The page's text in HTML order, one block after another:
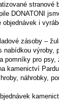
stranové
DONATONI
i
zásoby –
nabídkou výroby,
pomníky pro
kamenictví
náhrobky,